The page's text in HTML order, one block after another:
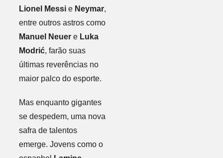
Lionel Messie Neymar,
entre outros astros como
Manuel Neuere Luka
Modrić, farão suas
últimas reverências no
maior palco do esporte.
Mas enquanto gigantes
se despedem, uma nova
safra de talentos
emerge. Jovens como o